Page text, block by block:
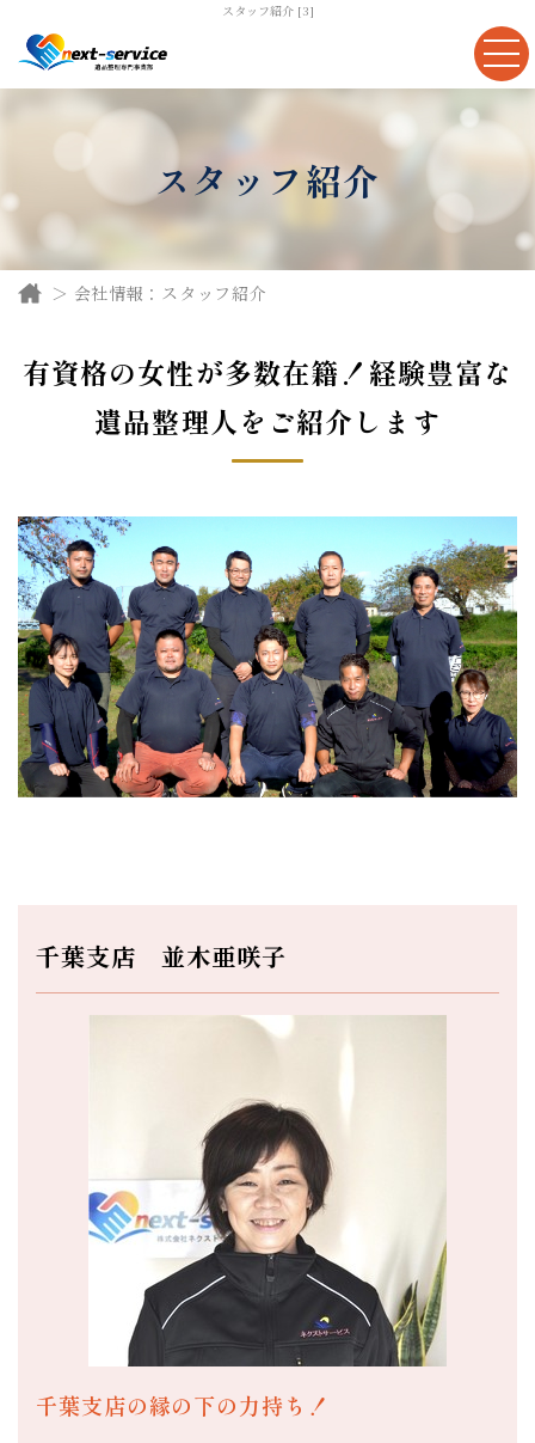
スタッフ紹介 [3]
スタッフ紹介
会社情報：スタッフ紹介
有資格の女性が多数在籍！ 経験豊富な
遺品整理人をご紹介します
千葉支店 並木亜咲子
千葉支店の縁の下の力持ち！